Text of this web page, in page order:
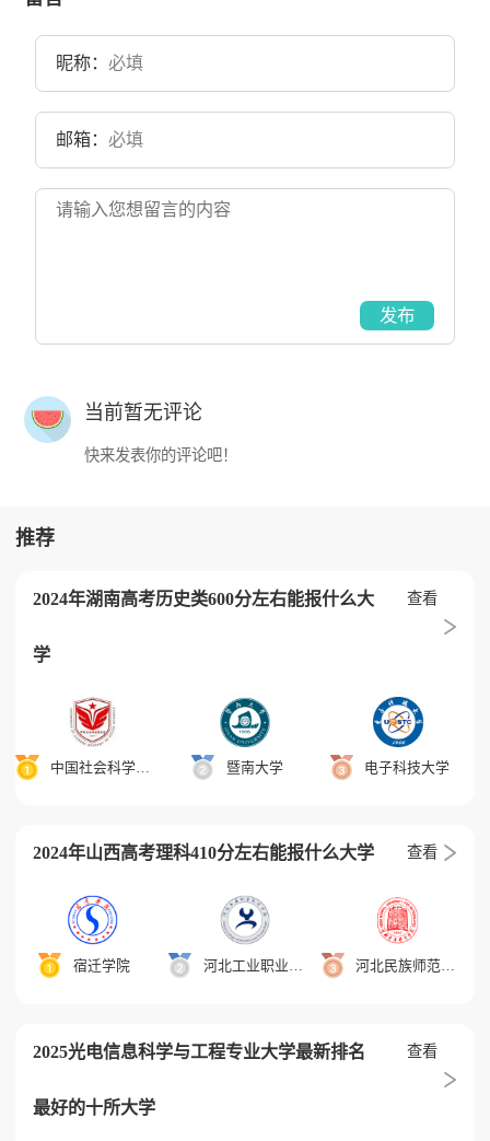
昵称：
邮箱：
发布
当前暂无评论
快来发表你的评论吧！
推荐
2024年湖南高考历史类600分左右能报什么大
学
查看
中国社会科学院大学 暨南大学 电子科技大学
2024年山西高考理科410分左右能报什么大学 查看
宿迁学院 河北工业职业技术学院 河北民族师范学院
2025光电信息科学与工程专业大学最新排名
最好的十所大学
查看